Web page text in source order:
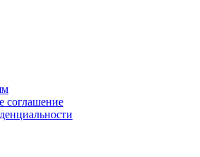
соглашение